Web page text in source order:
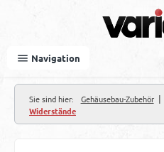
Navigation
Sie sind hier: Gehäusebau-Zubehör |
Widerstände